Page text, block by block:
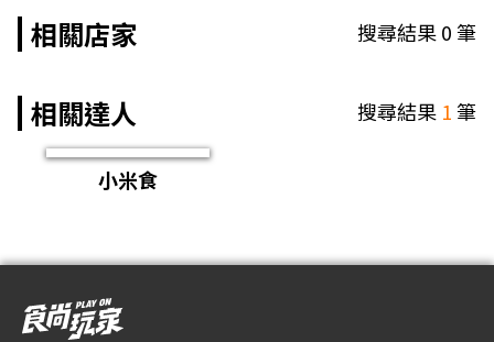
相關店家 搜尋結果0筆
相關達人 搜尋結果 1筆
小米食